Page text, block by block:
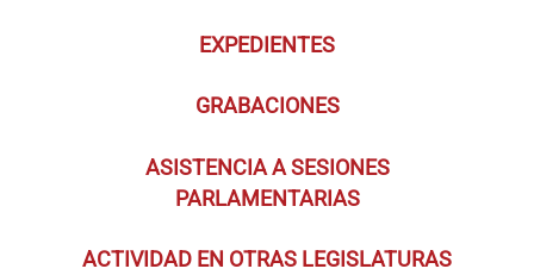
EXPEDIENTES
GRABACIONES
ASISTENCIA A SESIONES
PARLAMENTARIAS
ACTIVIDAD EN OTRAS LEGISLATURAS